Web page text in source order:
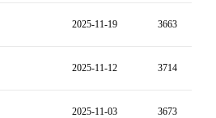
2025-11-19 3663
2025-11-12 3714
2025-11-03 3673